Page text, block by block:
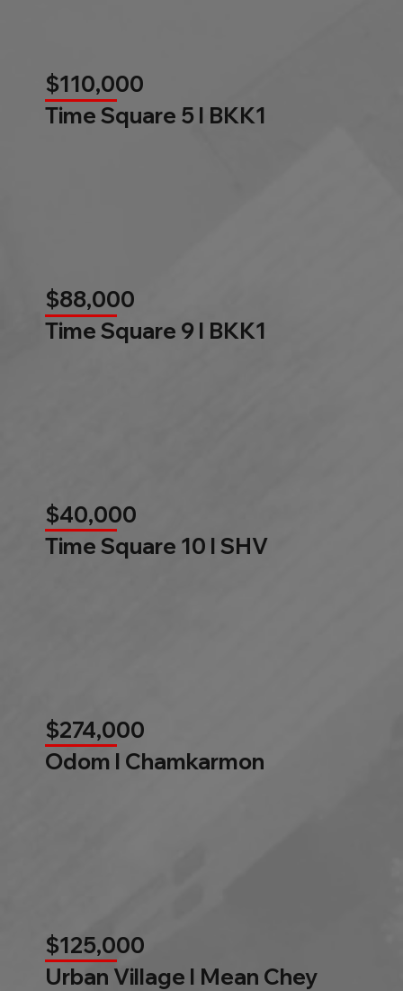
$110,000
Time Square 5 l BKK1
$88,000
Time Square 9 l BKK1
$40,000
Time Square 10 l SHV
$274,000
Odom l Chamkarmon
$125,000
Urban Village l Mean Chey